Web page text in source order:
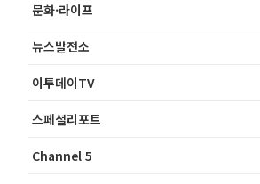
문화·라이프
뉴스발전소
이투데이TV
스페셜리포트
Channel 5